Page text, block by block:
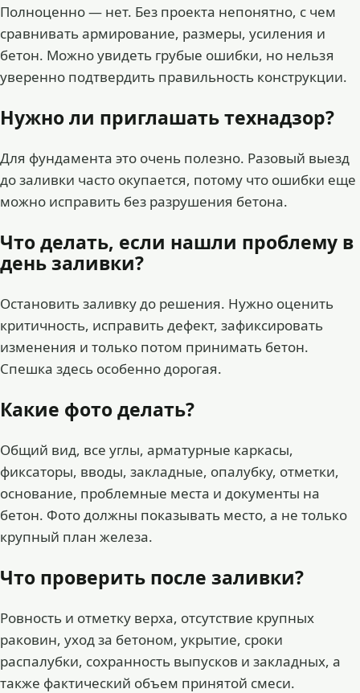
Полноценно — нет. Без проекта непонятно, с чем
сравнивать армирование, размеры, усиления и
бетон. Можно увидеть грубые ошибки, но нельзя
уверенно подтвердить правильность конструкции.
Нужно ли приглашать технадзор?
Для фундамента это очень полезно. Разовый выезд
до заливки часто окупается, потому что ошибки еще
можно исправить без разрушения бетона.
Что делать, если нашли проблему в
день заливки?
Остановить заливку до решения. Нужно оценить
критичность, исправить дефект, зафиксировать
изменения и только потом принимать бетон.
Спешка здесь особенно дорогая.
Какие фото делать?
Общий вид, все углы, арматурные каркасы,
фиксаторы, вводы, закладные, опалубку, отметки,
основание, проблемные места и документы на
бетон. Фото должны показывать место, а не только
крупный план железа.
Что проверить после заливки?
Ровность и отметку верха, отсутствие крупных
раковин, уход за бетоном, укрытие, сроки
распалубки, сохранность выпусков и закладных, а
также фактический объем принятой смеси.